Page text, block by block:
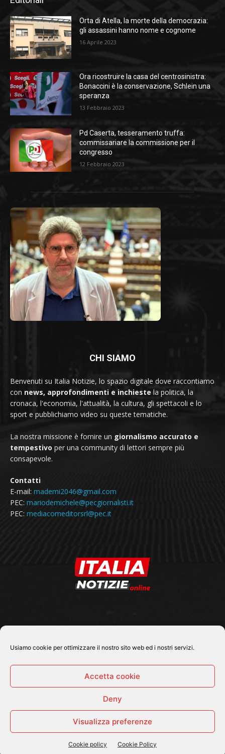
Usiamo cookie per ottimizzare il nostro sito web ed i nostri servizi.
Accetta cookie
Deny
Visualizza preferenze
Cookie policy Cookie Policy
Orta di Atella, la morte della democrazia:
gli assassini hanno nome e cognome
16 Aprile 2023
Ora ricostruire la casa del centrosinistra:
Bonaccini è la conservazione, Schlein una
speranza
13 Febbraio 2023
Pd Caserta, tesseramento truffa:
commissariare la commissione per il
congresso
12 Febbraio 2023
CHI SIAMO
Benvenuti su Italia Notizie, lo spazio digitale dove raccontiamo
con news, approfondimenti e inchieste la politica, la
cronaca, l'economia, l'attualità, la cultura, gli spettacoli e lo
sport e pubblichiamo video su queste tematiche.
La nostra missione è fornire un giornalismo accurato e
tempestivo per una community di lettori sempre più
consapevole.
Contatti
E-mail: mademi2046@gmail.com
PEC: mariodemichele@pecgiornalisti.it
PEC: mediacomeditorsrl@pec.it
SEGUICI SU
© 2026 Tutti i diritti riservati - Italia Notizie .online |
Cronaca Economia
Cultura e Spettacoli ItaliaNotizie Tv